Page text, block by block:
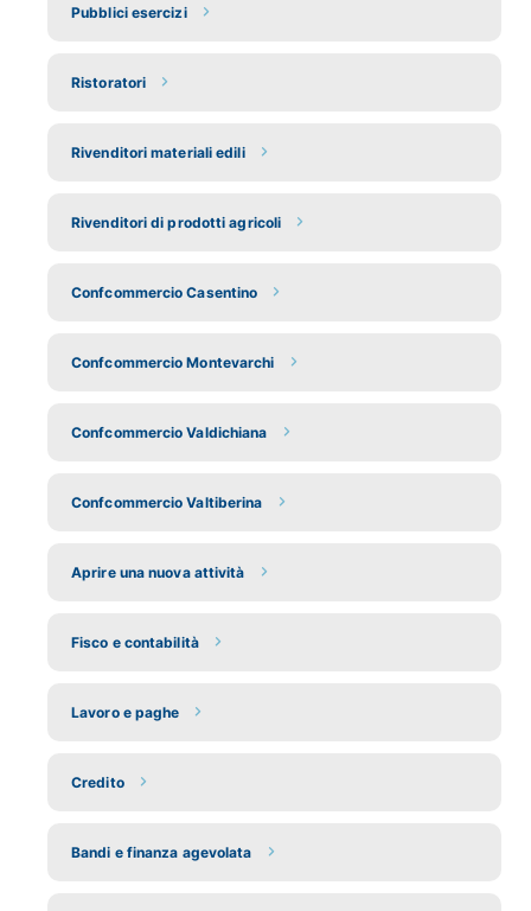
Pubblici esercizi
Ristoratori
Rivenditori materiali edili
Rivenditori di prodotti agricoli
Confcommercio Casentino
Confcommercio Montevarchi
Confcommercio Valdichiana
Confcommercio Valtiberina
Aprire una nuova attività
Fisco e contabilità
Lavoro e paghe
Credito
Bandi e finanza agevolata